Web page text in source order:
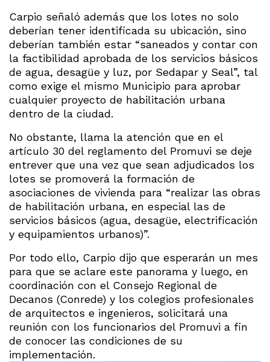
Carpio señaló además que los lotes no solo
deberían tener identificada su ubicación, sino
deberían también estar “saneados y contar con
la factibilidad aprobada de los servicios básicos
de agua, desagüe y luz, por Sedapar y Seal”, tal
como exige el mismo Municipio para aprobar
cualquier proyecto de habilitación urbana
dentro de la ciudad.
No obstante, llama la atención que en el
artículo 30 del reglamento del Promuvi se deje
entrever que una vez que sean adjudicados los
lotes se promoverá la formación de
asociaciones de vivienda para “realizar las obras
de habilitación urbana, en especial las de
servicios básicos (agua, desagüe, electrificación
y equipamientos urbanos)”.
Por todo ello, Carpio dijo que esperarán un mes
para que se aclare este panorama y luego, en
coordinación con el Consejo Regional de
Decanos (Conrede) y los colegios profesionales
de arquitectos e ingenieros, solicitará una
reunión con los funcionarios del Promuvi a fin
de conocer las condiciones de su
implementación.